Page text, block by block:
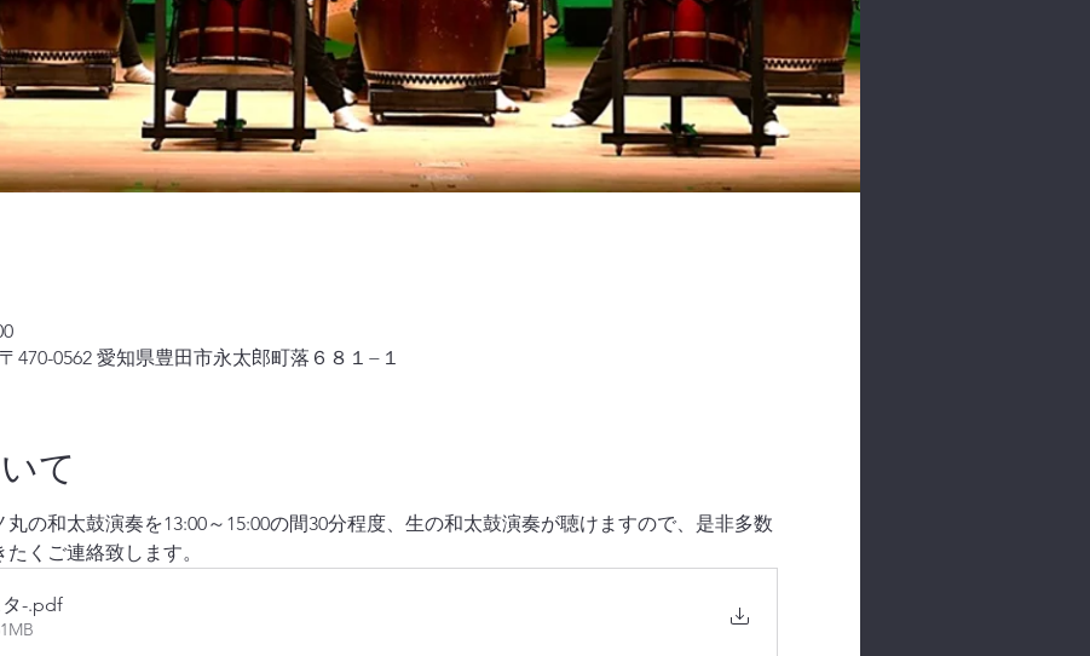
470-0562 愛知県豊田市永太郎町落６８１−１
て
の和太鼓演奏を13:00～15:00の間30分程度、生の和太鼓演奏が聴けますので、是非多数
くご連絡致します。
-.pdf